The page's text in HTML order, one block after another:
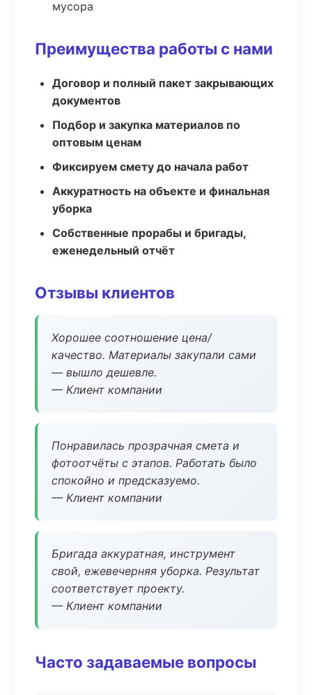
мусора
Преимущества работы с нами
Договор и полный пакет закрывающих
документов
Подбор и закупка материалов по
оптовым ценам
Фиксируем смету до начала работ
Аккуратность на объекте и финальная
уборка
Собственные прорабы и бригады,
еженедельный отчёт
Отзывы клиентов
Хорошее соотношение цена/
качество. Материалы закупали сами
— вышло дешевле.
— Клиент компании
Понравилась прозрачная смета и
фотоотчёты с этапов. Работать было
спокойно и предсказуемо.
— Клиент компании
Бригада аккуратная, инструмент
свой, ежевечерняя уборка. Результат
соответствует проекту.
— Клиент компании
Часто задаваемые вопросы